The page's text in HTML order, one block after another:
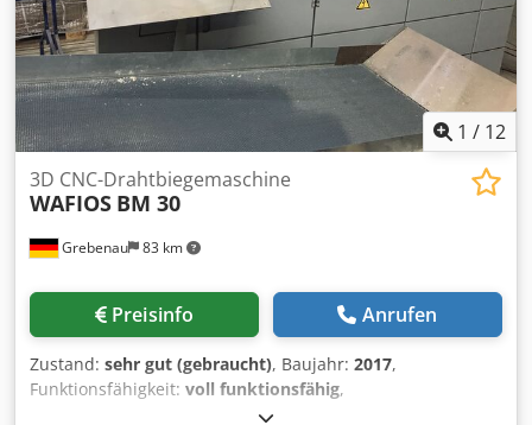
1 / 12
Grebenau 83 km
3D CNC-Drahtbiegemaschine
WAFIOS BM 30
Preisinfo Anrufen
Zustand: sehr gut (gebraucht), Baujahr: 2017,
Funktionsfähigkeit: voll funktionsfähig,
Drahtdurchmesserbereich: 2.0 - 6,0 mm Einzugslänge :